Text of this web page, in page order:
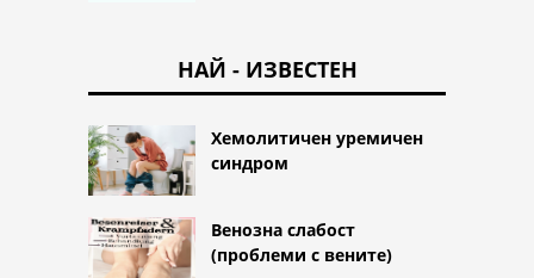
НАЙ - ИЗВЕСТЕН
Хемолитичен уремичен
синдром
Венозна слабост
(проблеми с вените)